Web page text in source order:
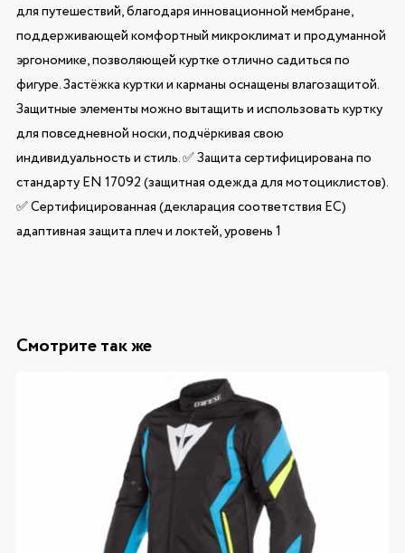
для путешествий, благодаря инновационной мембране,
поддерживающей комфортный микроклимат и продуманной
эргономике, позволяющей куртке отлично садиться по
фигуре. Застёжка куртки и карманы оснащены влагозащитой.
Защитные элементы можно вытащить и использовать куртку
для повседневной носки, подчёркивая свою
индивидуальность и стиль. ✅ Защита сертифицирована по
стандарту EN 17092 (защитная одежда для мотоциклистов).
✅ Сертифицированная (декларация соответствия ЕС)
адаптивная защита плеч и локтей, уровень 1
Смотрите так же